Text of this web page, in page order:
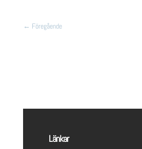
← Föregående
Länkar